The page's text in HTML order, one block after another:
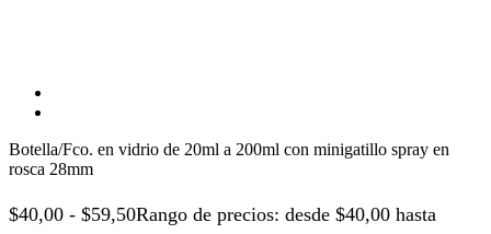
Botella/Fco. en vidrio de 20ml a 200ml con minigatillo spray en
rosca 28mm
$40,00 - $59,50Rango de precios: desde $40,00 hasta